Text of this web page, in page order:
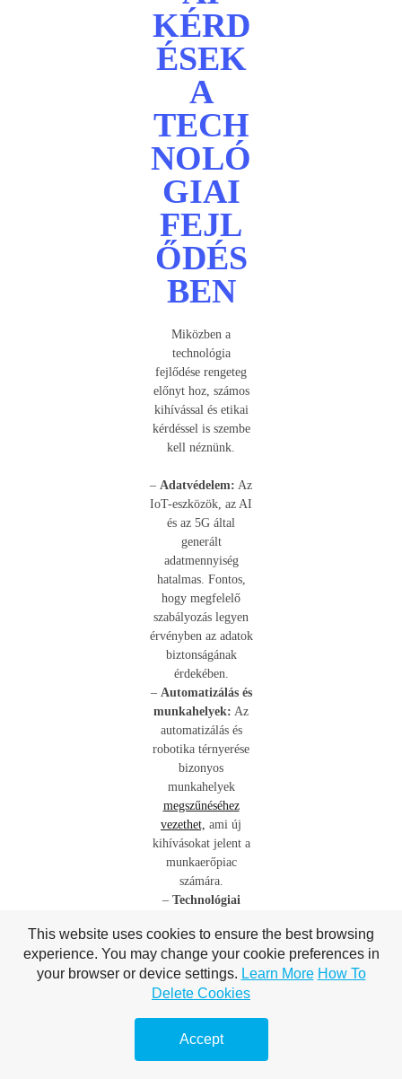
KÉRD
ÉSEK
A
TECH
NOLÓ
GIAI
FEJL
ŐDÉS
BEN
Miközben a
technológia
fejlődése rengeteg
előnyt hoz, számos
kihívással és etikai
kérdéssel is szembe
kell néznünk.
– Adatvédelem: Az
IoT-eszközök, az AI
és az 5G által
generált
adatmennyiség
hatalmas. Fontos,
hogy megfelelő
szabályozás legyen
érvényben az adatok
biztonságának
érdekében.
– Automatizálás és
munkahelyek: Az
automatizálás és
robotika térnyerése
bizonyos
munkahelyek
megszűnéséhez
vezethet, ami új
kihívásokat jelent a
munkaerőpiac
számára.
– Technológiai
új technológiákhoz
való hozzáférés
gyakran a fejlett
országok
globális szinten
növelheti az
This website uses cookies to ensure the best browsing
experience. You may change your cookie preferences in
your browser or device settings. Learn More How To
Delete Cookies
Accept